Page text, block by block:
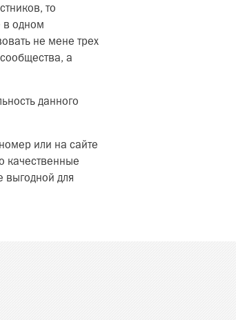
то
в одном
не мене трех
а
данного
или на сайте
качественные
выгодной для